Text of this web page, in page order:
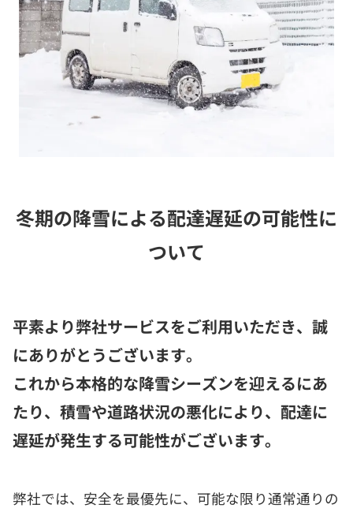
冬期の降雪による配達遅延の可能性に
ついて
平素より弊社サービスをご利用いただき、誠
にありがとうございます。
これから本格的な降雪シーズンを迎えるにあ
たり、 積雪や道路状況の悪化により、配達に
遅延が発生する可能性がございます。
弊社では、安全を最優先に、可能な限り通常通りの